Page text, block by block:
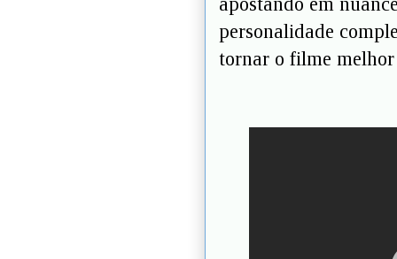
personalidade
tornar o filme melhor